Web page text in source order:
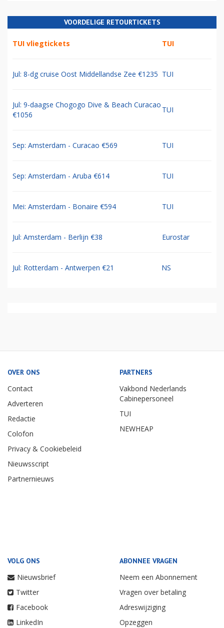
VOORDELIGE RETOURTICKETS
TUI vliegtickets TUI
Jul: 8-dg cruise Oost Middellandse Zee €1235 TUI
Jul: 9-daagse Chogogo Dive & Beach Curacao
€1056
TUI
Sep: Amsterdam - Curacao €569 TUI
Sep: Amsterdam - Aruba €614 TUI
Mei: Amsterdam - Bonaire €594 TUI
Jul: Amsterdam - Berlijn €38 Eurostar
Jul: Rotterdam - Antwerpen €21 NS
OVER ONS
Contact
Adverteren
Redactie
Colofon
Privacy & Cookiebeleid
Nieuwsscript
Partnernieuws
PARTNERS
Vakbond Nederlands
Cabinepersoneel
TUI
NEWHEAP
VOLG ONS
Nieuwsbrief
Twitter
Facebook
LinkedIn
ABONNEE VRAGEN
Neem een Abonnement
Vragen over betaling
Adreswijziging
Opzeggen